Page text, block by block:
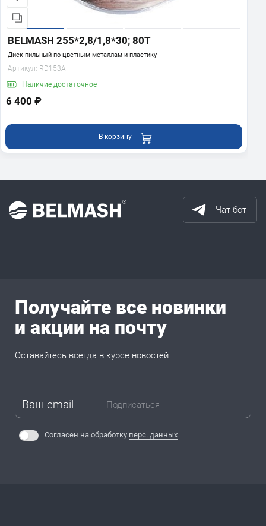
BELMASH 255*2,8/1,8*30; 80T
Диск пильный по цветным металлам и пластику
Артикул: RD153A
Наличие достаточное
6 400 ₽
В корзину
Чат-бот
Получайте все новинки
и акции на почту
Оставайтесь всегда в курсе новостей
Подписаться
Согласен на обработку перс. данных